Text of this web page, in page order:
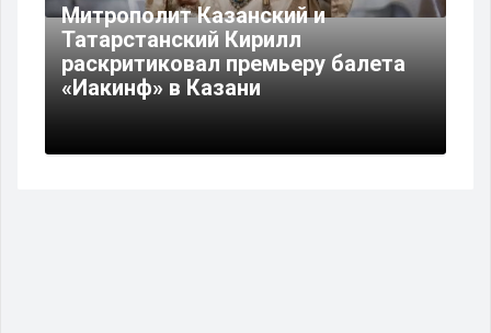
Митрополит Казанский и
Татарстанский Кирилл
раскритиковал премьеру балета
«Иакинф» в Казани